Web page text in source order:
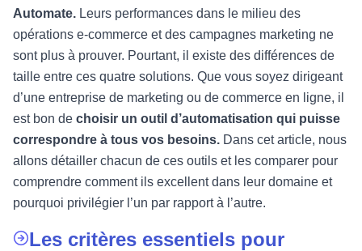
Automate. Leurs performances dans le milieu des
opérations e-commerce et des campagnes marketing ne
sont plus à prouver. Pourtant, il existe des différences de
taille entre ces quatre solutions. Que vous soyez dirigeant
d’une entreprise de marketing ou de commerce en ligne, il
est bon de choisir un outil d’automatisation qui puisse
correspondre à tous vos besoins. Dans cet article, nous
allons détailler chacun de ces outils et les comparer pour
comprendre comment ils excellent dans leur domaine et
pourquoi privilégier l’un par rapport à l’autre.
Les critères essentiels pour